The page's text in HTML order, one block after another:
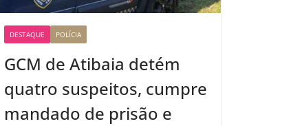
DESTAQUE POLÍCIA
GCM de Atibaia detém
quatro suspeitos, cumpre
mandado de prisão e